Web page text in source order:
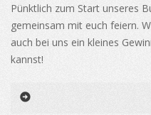
Pünktlich zum Start unseres
gemeinsam mit euch feiern.
auch bei uns ein kleines
kannst!